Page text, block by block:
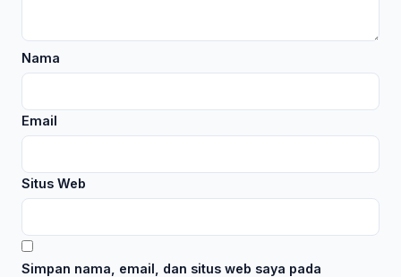
Nama
Email
Situs Web
Simpan nama, email, dan situs web saya pada